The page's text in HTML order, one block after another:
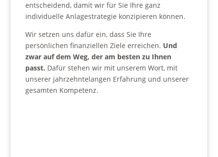
entscheidend, damit wir für Sie Ihre ganz
individuelle Anlagestrategie konzipieren können.
Wir setzen uns dafür ein, dass Sie Ihre
persönlichen finanziellen Ziele erreichen. Und
zwar auf dem Weg, der am besten zu Ihnen
passt. Dafür stehen wir mit unserem Wort, mit
unserer jahrzehntelangen Erfahrung und unserer
gesamten Kompetenz.